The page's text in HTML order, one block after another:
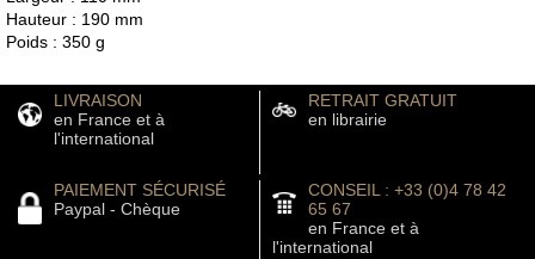
Hauteur : 190 mm
Poids : 350 g
LIVRAISON
en France et à
l'international
RETRAIT GRATUIT
en librairie
PAIEMENT SÉCURISÉ
Paypal - Chèque
CONSEIL : +33 (0)4 78 42
65 67
en France et à
l'international